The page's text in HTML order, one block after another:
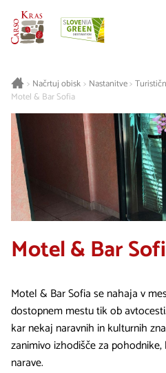
> Načrtuj obisk> Nastanitve>
Motel & Bar Sofia
Motel & Bar
Motel & Bar Sofia se nahaja v
dostopnem mestu tik ob
kar nekaj naravnih in kulturnih
zanimivo izhodišče za
narave.